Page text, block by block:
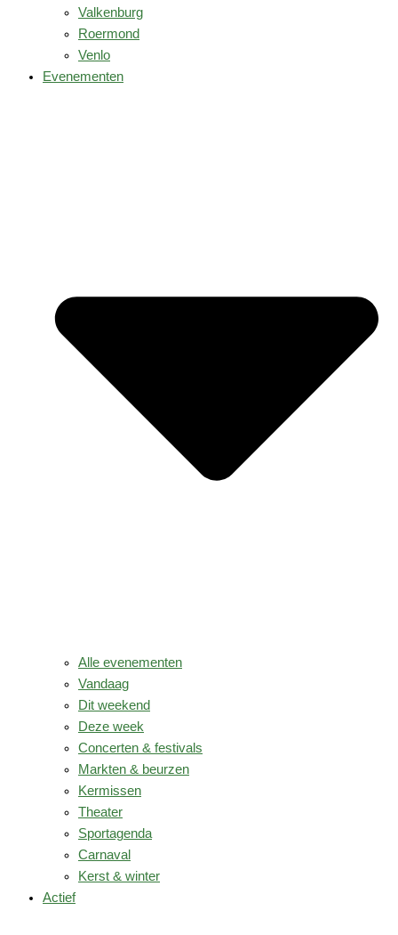
Valkenburg
Roermond
Venlo
Evenementen
Alle evenementen
Vandaag
Dit weekend
Deze week
Concerten & festivals
Markten & beurzen
Kermissen
Theater
Sportagenda
Carnaval
Kerst & winter
Actief